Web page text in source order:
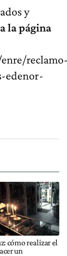
y
la página
edenor-
cómo realizar el
un